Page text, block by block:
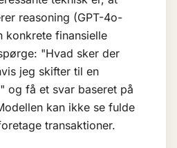
reasoning (GPT-4o-
konkrete finansielle
"Hvad sker der
jeg skifter til en
og få et svar baseret på
kan ikke se fulde
transaktioner.